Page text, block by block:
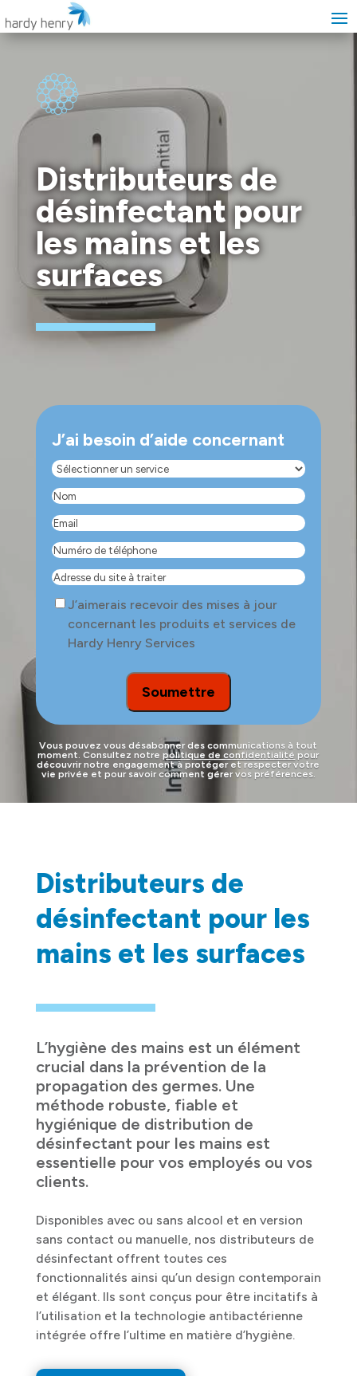
Distributeurs de
désinfectant pour
les mains et les
surfaces
J’ai besoin d’aide concernant
Sélectionner
un
service(Nécessaire)
Nom
Email
Numéro
de
téléphone(Nécessaire)
Adresse
du
site
traiter
Consent
J’aimerais recevoir des mises à jour
concernant les produits et services de
Hardy Henry Services
Soumettre
Vous pouvez vous désabonner des communications à tout
moment. Consultez notrepolitique de confidentialité pour
découvrir notre engagement à protéger et respecter votre
vie privée et pour savoir comment gérer vos préférences.
Distributeurs de
désinfectant pour les
mains et les surfaces
L’hygiène des mains est un élément
crucial dans la prévention de la
propagation des germes. Une
méthode robuste, fiable et
hygiénique de distribution de
désinfectant pour les mains est
essentielle pour vos employés ou vos
clients.
Disponibles avec ou sans alcool et en version
sans contact ou manuelle, nos distributeurs de
désinfectant offrent toutes ces
fonctionnalités ainsi qu’un design contemporain
et élégant. Ils sont conçus pour être incitatifs à
l’utilisation et la technologie antibactérienne
intégrée offre l’ultime en matière d’hygiène.